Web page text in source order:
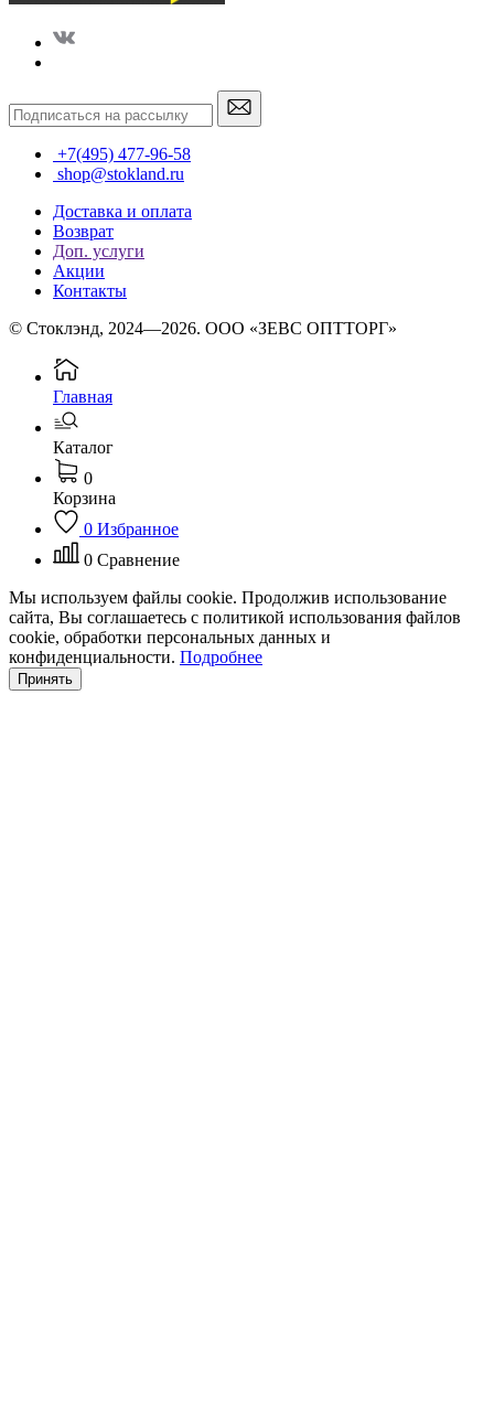
+7(495) 477-96-58
shop@stokland.ru
Доставка и оплата
Возврат
Доп. услуги
Акции
Контакты
© Стоклэнд, 2024—2026. ООО «ЗЕВС ОПТТОРГ»
Главная
Каталог
0
Корзина
0 Избранное
0 Сравнение
Мы используем файлы cookie. Продолжив использование
сайта, Вы соглашаетесь с политикой использования файлов
cookie, обработки персональных данных и
конфиденциальности. Подробнее
Принять